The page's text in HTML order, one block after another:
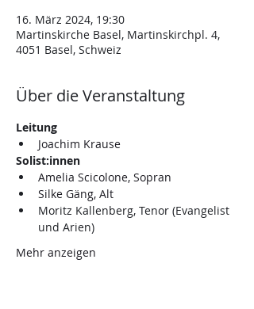
16. März 2024, 19:30
Martinskirche Basel, Martinskirchpl. 4,
4051 Basel, Schweiz
Über die Veranstaltung
Leitung
Joachim Krause
Solist:innen
Amelia Scicolone, Sopran
Silke Gäng, Alt
Moritz Kallenberg, Tenor (Evangelist
und Arien)
Mehr anzeigen